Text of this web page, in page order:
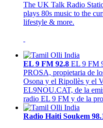
The UK Talk Radio
plays 80s music to the
lifestyle & more.
EL 9 FM 92.8 EL 9 FM
PROSA, propietaria de
Osona y el Ripollès y el
EL9NOU.CAT, de la
radio EL 9 FM y de la
Radio Haiti Soukem